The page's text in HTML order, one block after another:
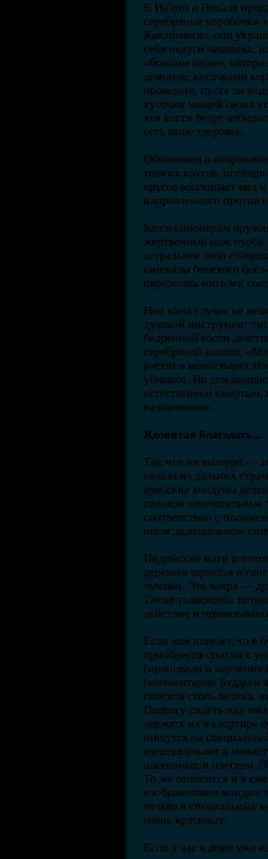
В Индии и Непале
серебряные
Как правило, они
себя недуги человека;
«божьим оком»,
демонов; кусочками
проверьте, пуста ли
кусочки мощей своих
эти кости будут
есть ваше здоровье.
Обманчиво и
тонких кругов,
кругов воплощает вид
направленного
Коллекционерам
жертвенный нож пурбу.
астральное тело
кинжалы бонского
перерезать нить му,
Нив коем случае не
духовой инструмент
бедренной кости
серебряной ковкой.
растят в монастырях
убивают. Но
естественной
назначению».
Ядовитая благодать...
Так что же выходит —
нельзя из дальних
арабские колдуны
сплавов
соответствии с
ином зодиакальном
Индийские маги
деревьев шрактья и
лучами. Это чакра —
Такие талисманы
действие и
Если вам повезет, то в
приобрести списки с
(проповеди и
(комментарии Будды к
списков столь велика,
Подолгу сидеть над
держать их в квартире
пишутся на
изготавливают в
насекомых и плесени.
То же относится и к
изображением мандал:
только в специальных
очень красивых.
Если у вас в доме уже